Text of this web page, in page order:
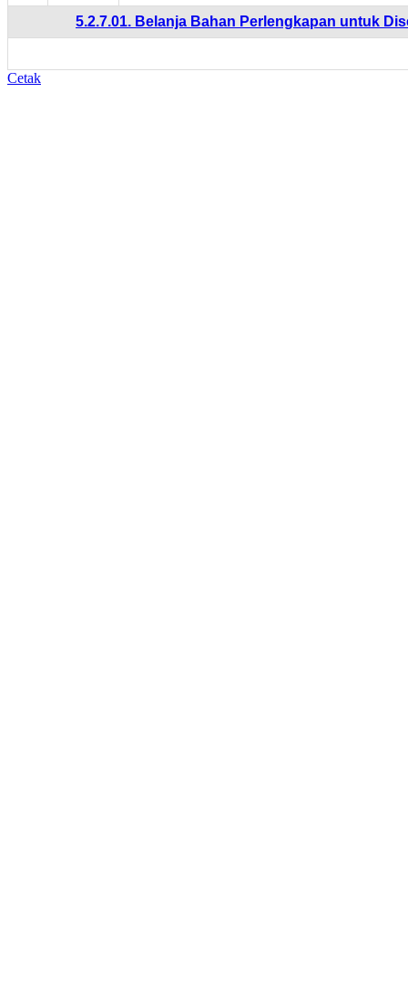
5.2.7.01. Belanja Bahan Perlengkapan untuk
Cetak